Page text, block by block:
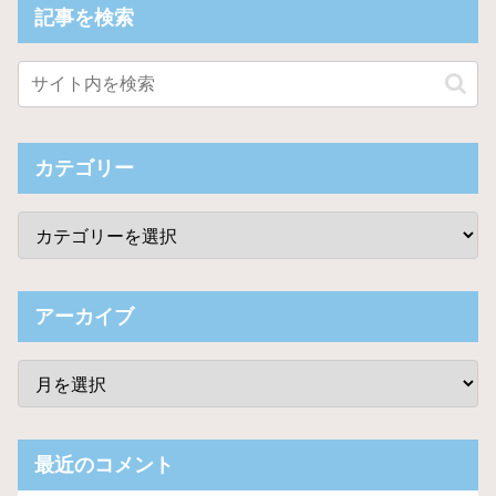
記事を検索
カテゴリー
アーカイブ
最近のコメント